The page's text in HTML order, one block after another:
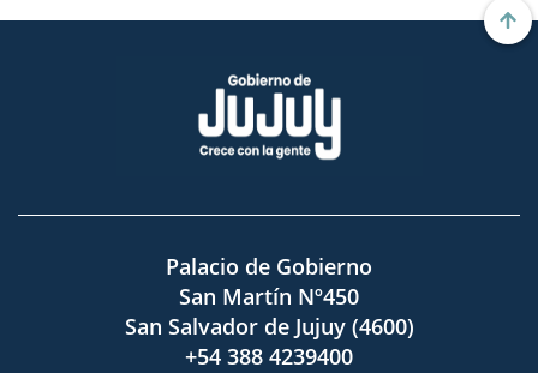
Palacio de Gobierno
San Martín Nº450
San Salvador de Jujuy (4600)
+54 388 4239400